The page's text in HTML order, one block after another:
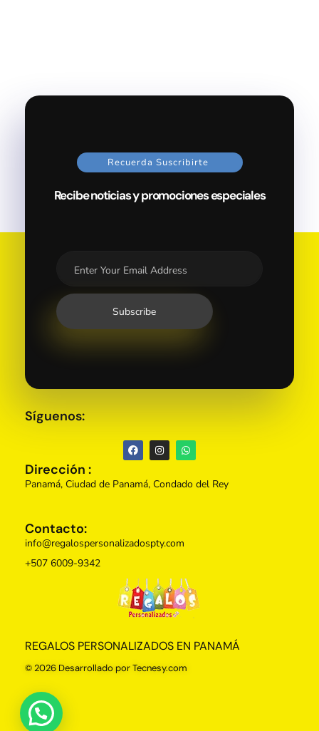
Recuerda Suscribirte
Recibe noticias y promociones especiales
REGALOS PERSONALIZADOS EN PANAMÁ
© 2026 Desarrollado por Tecnesy.com
Contacto:
info@regalospersonalizadospty.com
+507 6009-9342
Dirección :
Panamá, Ciudad de Panamá, Condado del Rey
Síguenos: